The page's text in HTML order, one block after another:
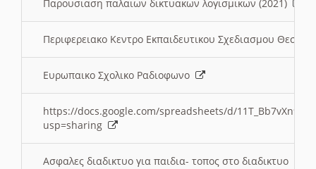
Παρουσιαση παλαιων δικτυακων λογισμικων (2021)
Περιφερειακο Κεντρο Εκπαιδευτικου Σχεδιασμου
Ευρωπαικο Σχολικο Ραδιοφωνο
https://docs.google.com/spreadsheets/d/
usp=sharing
Ασφαλες διαδικτυο για παιδια- τοπος στο διαδικτυο